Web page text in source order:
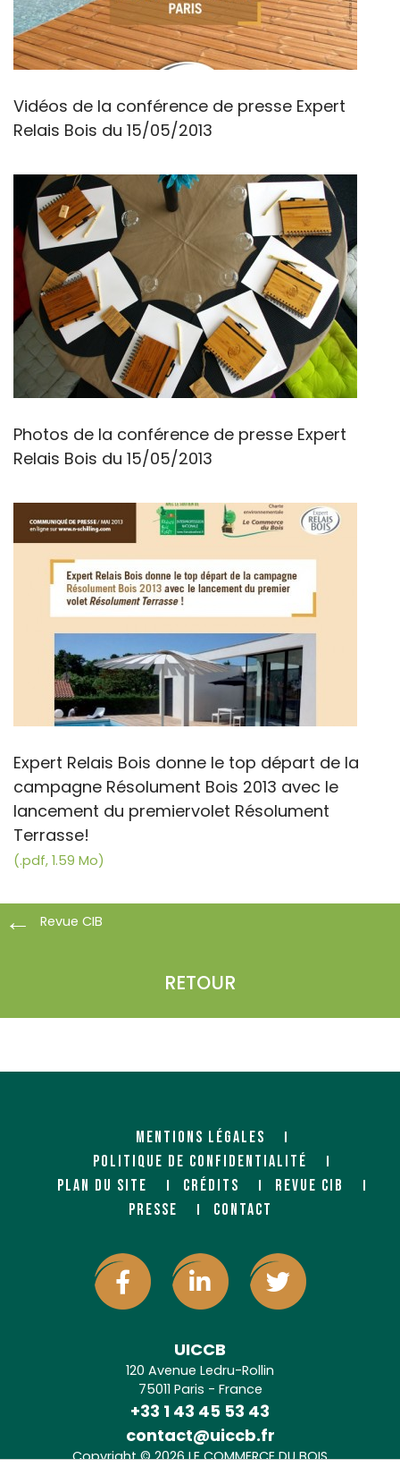
Vidéos de la conférence de presse Expert
Relais Bois du 15/05/2013
Photos de la conférence de presse Expert
Relais Bois du 15/05/2013
Expert Relais Bois donne le top départ de la
campagne Résolument Bois 2013 avec le
lancement du premiervolet Résolument
Terrasse!
(.pdf, 1.59 Mo)
Revue CIB
RETOUR
MENTIONS LÉGALES
POLITIQUE DE CONFIDENTIALITÉ
PLAN DU SITE
CRÉDITS
REVUE CIB
PRESSE
CONTACT
UICCB
120 Avenue Ledru-Rollin
75011 Paris - France
+33 1 43 45 53 43
contact@uiccb.fr
Copyright © 2026 LE COMMERCE DU BOIS